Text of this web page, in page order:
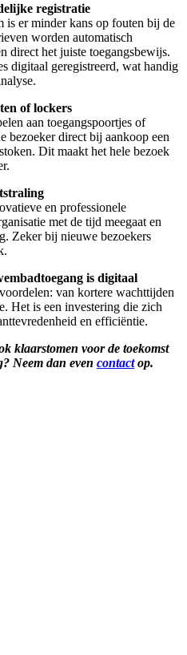
registratie
is er minder kans op fouten bij de
worden automatisch
direct het juiste toegangsbewijs.
digitaal geregistreerd, wat handig
of lockers
aan toegangspoortjes of
bezoeker direct bij aankoop een
Dit maakt het hele bezoek
en professionele
met de tijd meegaat en
Zeker bij nieuwe bezoekers
is digitaal
van kortere wachttijden
Het is een investering die zich
en efficiëntie.
klaarstomen voor de toekomst
Neem dan even contactop.